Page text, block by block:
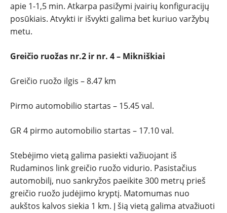
apie 1-1,5 min. Atkarpa pasižymi įvairių konfiguracijų
posūkiais. Atvykti ir išvykti galima bet kuriuo varžybų
metu.
Greičio ruožas nr.2 ir nr. 4 – Mikniškiai
Greičio ruožo ilgis – 8.47 km
Pirmo automobilio startas – 15.45 val.
GR 4 pirmo automobilio startas – 17.10 val.
Stebėjimo vietą galima pasiekti važiuojant iš
Rudaminos link greičio ruožo vidurio. Pasistačius
automobilį, nuo sankryžos paeikite 300 metrų prieš
greičio ruožo judėjimo kryptį. Matomumas nuo
aukštos kalvos siekia 1 km. Į šią vietą galima atvažiuoti